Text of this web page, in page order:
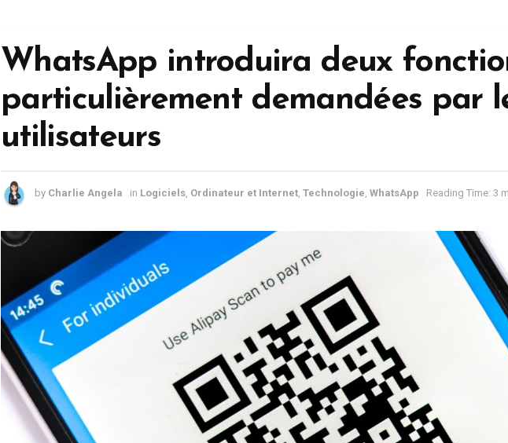
WhatsApp introduira deux
particulièrement demandées par
utilisateurs
by Charlie Angela in Logiciels Ordinateur et Internet Technologie WhatsApp Reading Time: 3